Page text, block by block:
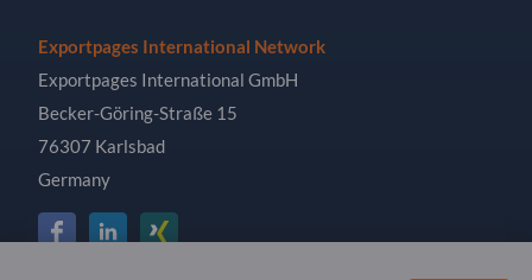
Exportpages International Network
Exportpages International GmbH
Becker-Göring-Straße 15
76307 Karlsbad
Germany